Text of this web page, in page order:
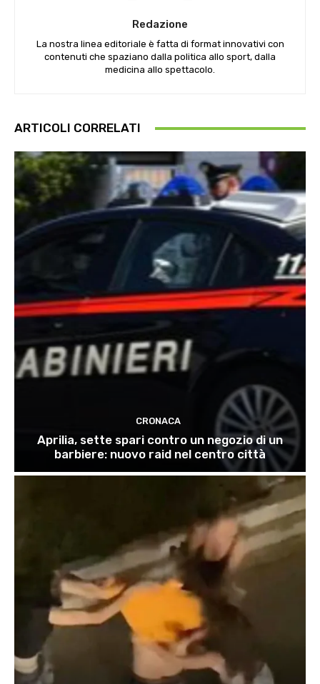
Redazione
La nostra linea editoriale è fatta di format innovativi con
contenuti che spaziano dalla politica allo sport, dalla
medicina allo spettacolo.
ARTICOLI CORRELATI
CRONACA
Aprilia, sette spari contro un negozio di un
barbiere: nuovo raid nel centro città